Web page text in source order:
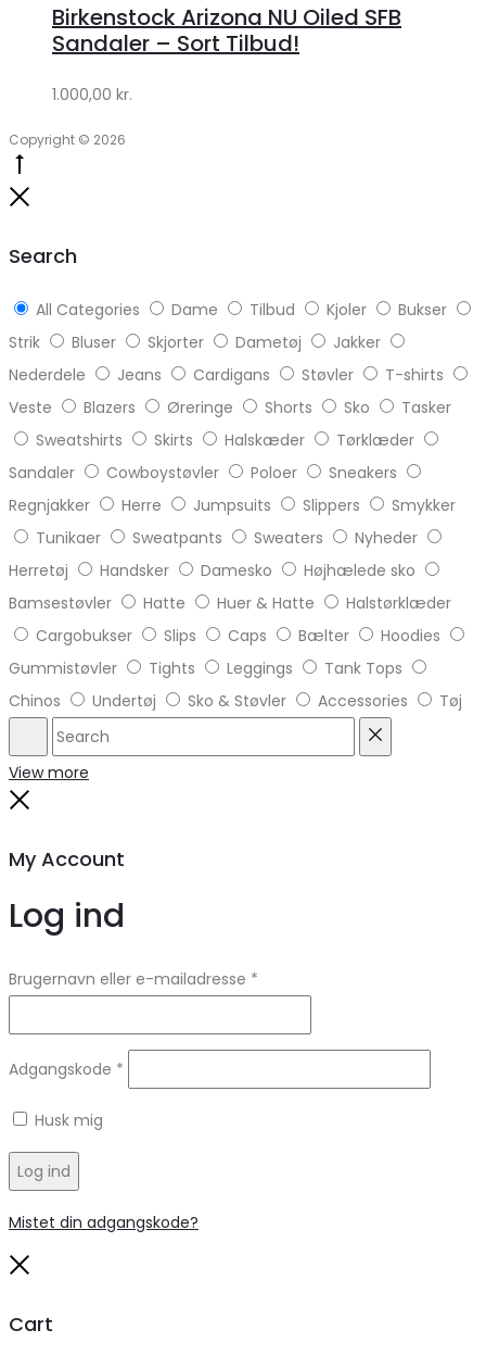
Lykke
Lykke
Birkenstock Arizona NU Oiled SFB
Sandaler – Sort Tilbud!
1.000,00 kr.
Copyright © 2026
Search
All Categories Dame Tilbud Kjoler
Bukser
Strik
Bluser Skjorter Dametøj
Jakker
Nederdele
Jeans Cardigans Støvler
T-shirts
Veste
Blazers Øreringe Shorts Sko
Tasker
Sweatshirts
Skirts Halskæder
Tørklæder
Sandaler
Cowboystøvler Poloer
Sneakers
Regnjakker
Herre Jumpsuits Slippers
Smykker
Tunikaer
Sweatpants Sweaters
Nyheder
Herretøj
Handsker Damesko
Højhælede sko
Bamsestøvler
Hatte Huer & Hatte
Halstørklæder
Cargobukser
Slips Caps Bælter
Hoodies
Gummistøvler
Tights Leggings
Tank Tops
Chinos
Undertøj Sko & Støvler Accessories Tøj
Search
View more
My Account
Log ind
Brugernavn eller e-mailadresse *
Adgangskode *
Husk mig
Log ind
Mistet din adgangskode?
Cart